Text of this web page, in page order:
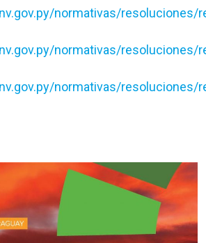
normativas/resoluciones/
normativas/resoluciones/
normativas/resoluciones/